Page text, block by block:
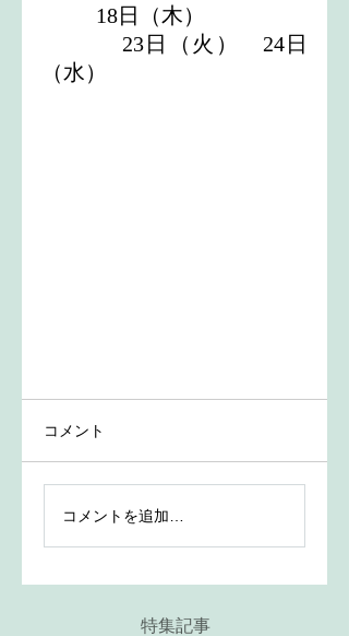
          18日（木）
23日（火）　24日
（水）
コメント
コメントを追加…
特集記事